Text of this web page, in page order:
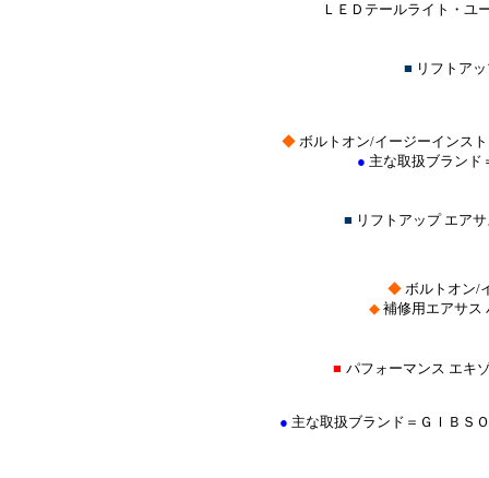
ＬＥＤテールライト・ユ
■ リフトア
◆ ボルトオン/イージーインス
● 主な取扱ブランド
■ リフトアップ エア
◆ ボルトオン/
◆補修用エアサス
■ パフォーマンス エキ
● 主な取扱ブランド＝ＧＩＢＳ